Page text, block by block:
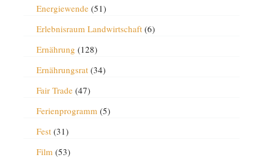
Energiewende(51)
Erlebnisraum Landwirtschaft(6)
Ernährung (128)
Ernährungsrat(34)
Fair Trade(47)
Ferienprogramm(5)
Fest(31)
Film(53)